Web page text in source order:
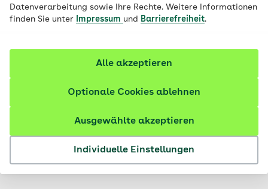
Datenverarbeitung sowie Ihre Rechte. Weitere Informationen
finden Sie unter
Impressum und Barrierefreiheit.
Individuelle Einstellungen
Ausgewählte akzeptieren
Optionale Cookies ablehnen
Alle akzeptieren
Inhalte im Überblick